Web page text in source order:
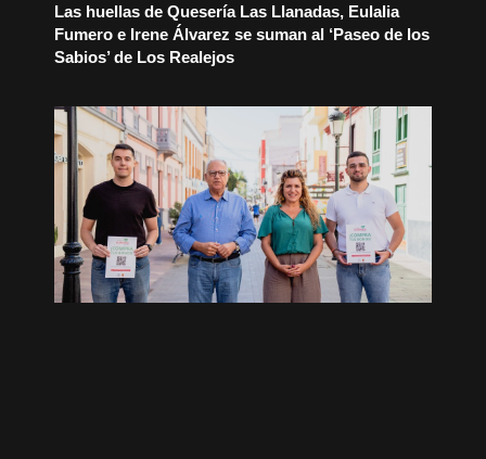
Las huellas de Quesería Las Llanadas, Eulalia
Fumero e Irene Álvarez se suman al ‘Paseo de los
Sabios’ de Los Realejos